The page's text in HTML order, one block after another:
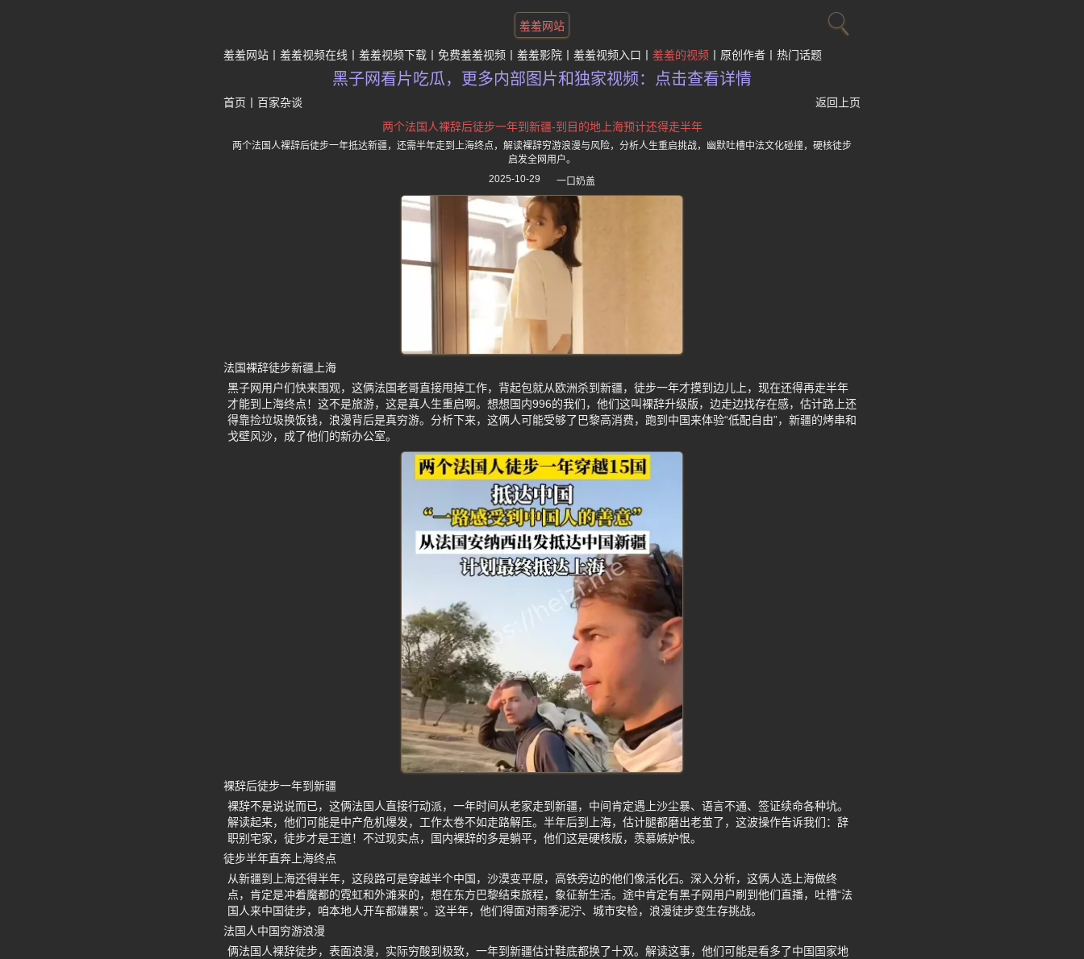
羞羞网站
羞羞网站 羞羞视频在线 羞羞视频下载 免费羞羞视频 羞羞影院 羞羞视频入口 羞羞的视频 原创作者 热门话题
黑子网看片吃瓜，更多内部图片和独家视频：点击查看详情
首页 百家杂谈
返回上页
两个法国人裸辞后徒步一年到新疆-到目的地上海预计还得走半年
两个法国人裸辞后徒步一年抵达新疆，还需半年走到上海终点，解读裸辞穷游浪漫与风险，分析人生重启挑战，幽默吐槽中法文化碰撞，硬核徒步
启发全网用户。
2025-10-29
一口奶盖
法国裸辞徒步新疆上海
黑子网用户们快来围观，这俩法国老哥直接甩掉工作，背起包就从欧洲杀到新疆，徒步一年才摸到边儿上，现在还得再走半年
才能到上海终点！这不是旅游，这是真人生重启啊。想想国内996的我们，他们这叫裸辞升级版，边走边找存在感，估计路上还
得靠捡垃圾换饭钱，浪漫背后是真穷游。分析下来，这俩人可能受够了巴黎高消费，跑到中国来体验“低配自由”，新疆的烤串和
戈壁风沙，成了他们的新办公室。
裸辞后徒步一年到新疆
裸辞不是说说而已，这俩法国人直接行动派，一年时间从老家走到新疆，中间肯定遇上沙尘暴、语言不通、签证续命各种坑。
解读起来，他们可能是中产危机爆发，工作太卷不如走路解压。半年后到上海，估计腿都磨出老茧了，这波操作告诉我们：辞
职别宅家，徒步才是王道！不过现实点，国内裸辞的多是躺平，他们这是硬核版，羡慕嫉妒恨。
徒步半年直奔上海终点
从新疆到上海还得半年，这段路可是穿越半个中国，沙漠变平原，高铁旁边的他们像活化石。深入分析，这俩人选上海做终
点，肯定是冲着魔都的霓虹和外滩来的，想在东方巴黎结束旅程，象征新生活。途中肯定有黑子网用户刷到他们直播，吐槽“法
国人来中国徒步，咱本地人开车都嫌累”。这半年，他们得面对雨季泥泞、城市安检，浪漫徒步变生存挑战。
法国人中国穷游浪漫
俩法国人裸辞徒步，表面浪漫，实际穷酸到极致，一年到新疆估计鞋底都换了十双。解读这事，他们可能是看多了中国国家地